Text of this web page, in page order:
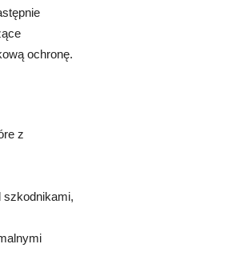
ochronę.
z
szkodnikami,